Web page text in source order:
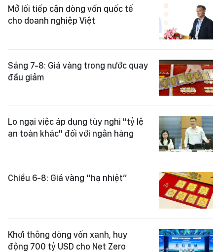
Mở lối tiếp cận dòng vốn quốc tế
cho doanh nghiệp Việt
Sáng 7-8: Giá vàng trong nước quay
đầu giảm
Lo ngại việc áp dụng tùy nghi "tỷ lệ
an toàn khác" đối với ngân hàng
Chiều 6-8: Giá vàng “hạ nhiệt”
Khơi thông dòng vốn xanh, huy
động 700 tỷ USD cho Net Zero